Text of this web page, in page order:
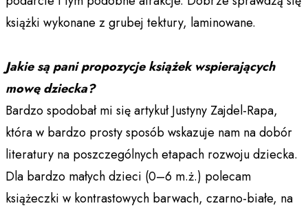
książki wykonane z grubej tektury, laminowane.
Jakie są pani propozycje książek wspierających
mowę dziecka?
Bardzo spodobał mi się artykuł Justyny Zajdel-Rapa,
która w bardzo prosty sposób wskazuje nam na dobór
literatury na poszczególnych etapach rozwoju dziecka.
Dla bardzo małych dzieci (0–6 m.ż.) polecam
książeczki w kontrastowych barwach, czarno-białe, na